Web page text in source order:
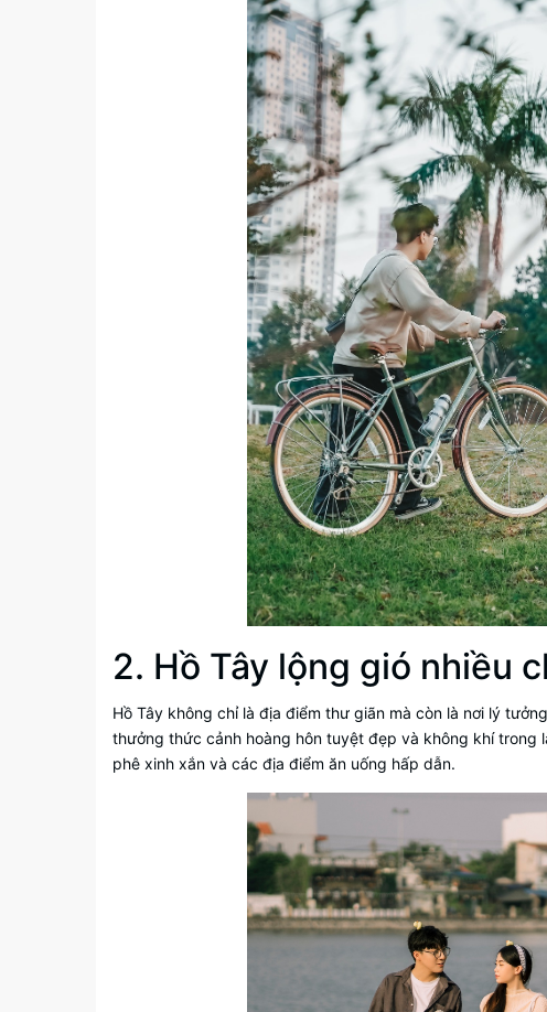
2. Hồ Tây lộng gió nhiều
Hồ Tây không chỉ là địa điểm thư giãn mà còn là nơi lý
thưởng thức cảnh hoàng hôn tuyệt đẹp và không khí trong
phê xinh xắn và các địa điểm ăn uống hấp dẫn.